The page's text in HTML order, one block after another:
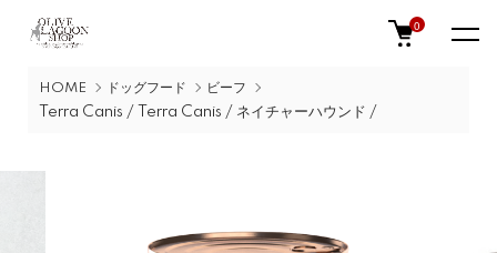
0
HOME ドッグフード ビーフ
Terra Canis / Terra Canis / ネイチャーハウンド /